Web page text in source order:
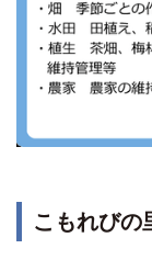
こもれびの